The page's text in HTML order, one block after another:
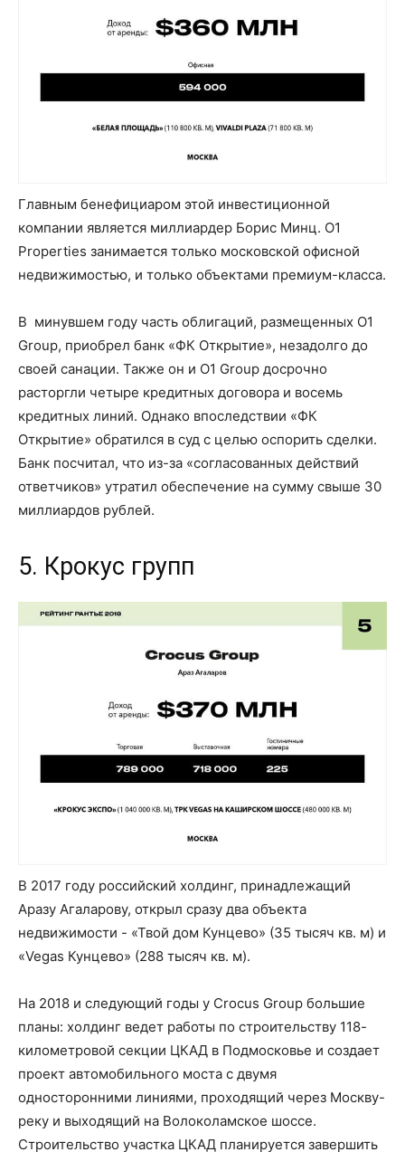
Главным бенефициаром этой инвестиционной
компании является миллиардер Борис Минц. О1
Properties занимается только московской офисной
недвижимостью, и только объектами премиум-класса.
В минувшем году часть облигаций, размещенных O1
Group, приобрел банк «ФК Открытие», незадолго до
своей санации. Также он и O1 Group досрочно
расторгли четыре кредитных договора и восемь
кредитных линий. Однако впоследствии «ФК
Открытие» обратился в суд с целью оспорить сделки.
Банк посчитал, что из-за «согласованных действий
ответчиков» утратил обеспечение на сумму свыше 30
миллиардов рублей.
5. Крокус групп
В 2017 году российский холдинг, принадлежащий
Аразу Агаларову, открыл сразу два объекта
недвижимости - «Твой дом Кунцево» (35 тысяч кв. м) и
«Vegas Кунцево» (288 тысяч кв. м).
На 2018 и следующий годы у Crocus Group большие
планы: холдинг ведет работы по строительству 118-
километровой секции ЦКАД в Подмосковье и создает
проект автомобильного моста с двумя
односторонними линиями, проходящий через Москву-
реку и выходящий на Волоколамское шоссе.
Строительство участка ЦКАД планируется завершить